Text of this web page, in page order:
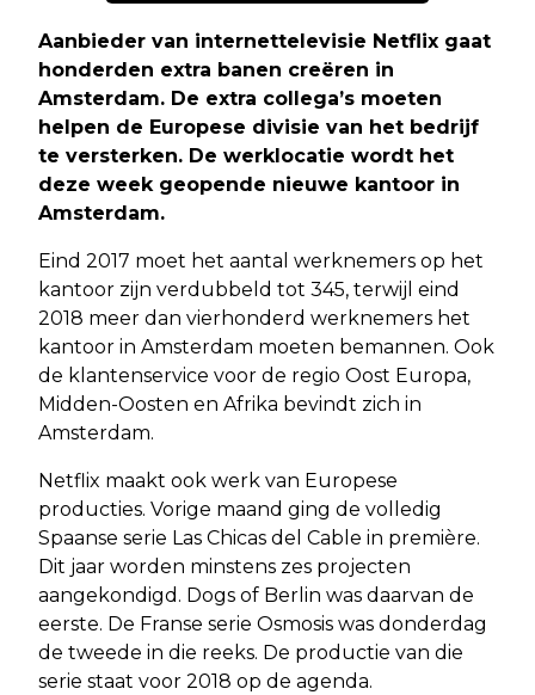
Aanbieder van internettelevisie Netflix gaat
honderden extra banen creëren in
Amsterdam. De extra collega’s moeten
helpen de Europese divisie van het bedrijf
te versterken. De werklocatie wordt het
deze week geopende nieuwe kantoor in
Amsterdam.
Eind 2017 moet het aantal werknemers op het
kantoor zijn verdubbeld tot 345, terwijl eind
2018 meer dan vierhonderd werknemers het
kantoor in Amsterdam moeten bemannen. Ook
de klantenservice voor de regio Oost Europa,
Midden-Oosten en Afrika bevindt zich in
Amsterdam.
Netflix maakt ook werk van Europese
producties. Vorige maand ging de volledig
Spaanse serie Las Chicas del Cable in première.
Dit jaar worden minstens zes projecten
aangekondigd. Dogs of Berlin was daarvan de
eerste. De Franse serie Osmosis was donderdag
de tweede in die reeks. De productie van die
serie staat voor 2018 op de agenda.